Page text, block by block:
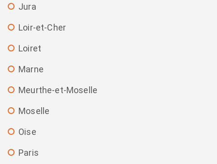
Jura
Loir-et-Cher
Loiret
Marne
Meurthe-et-Moselle
Moselle
Oise
Paris